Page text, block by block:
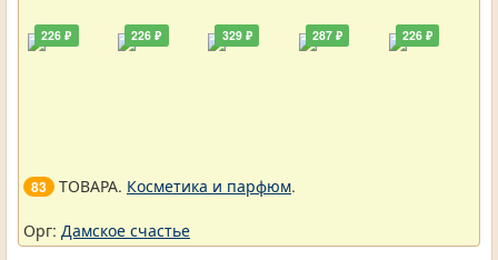
226 ₽ 226 ₽ 329 ₽ 287 ₽ 226 ₽
83 ТОВАРА. Косметика и парфюм.
Орг: Дамское счастье